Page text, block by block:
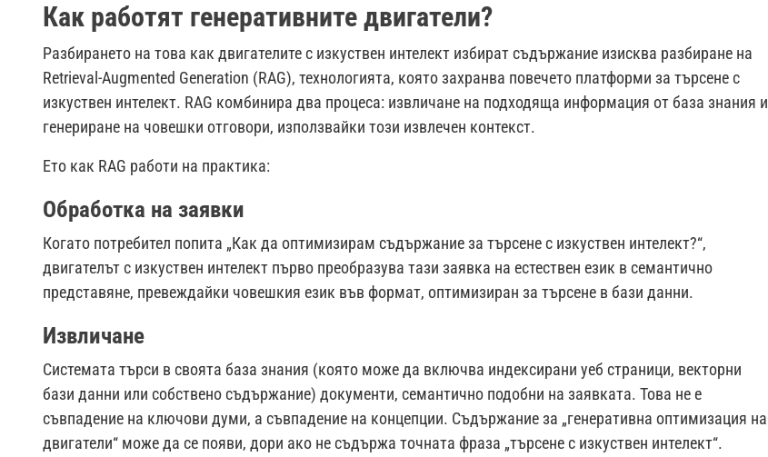
Как работят генеративните двигатели?
Разбирането на това как двигателите с изкуствен интелект избират съдържание изисква разбиране на
Retrieval-Augmented Generation (RAG), технологията, която захранва повечето платформи за търсене с
изкуствен интелект. RAG комбинира два процеса: извличане на подходяща информация от база знания и
генериране на човешки отговори, използвайки този извлечен контекст.
Ето как RAG работи на практика:
Обработка на заявки
Когато потребител попита „Как да оптимизирам съдържание за търсене с изкуствен интелект?“,
двигателът с изкуствен интелект първо преобразува тази заявка на естествен език в семантично
представяне, превеждайки човешкия език във формат, оптимизиран за търсене в бази данни.
Извличане
Системата търси в своята база знания (която може да включва индексирани уеб страници, векторни
бази данни или собствено съдържание) документи, семантично подобни на заявката. Това не е
съвпадение на ключови думи, а съвпадение на концепции. Съдържание за „генеративна оптимизация на
двигатели“ може да се появи, дори ако не съдържа точната фраза „търсене с изкуствен интелект“.